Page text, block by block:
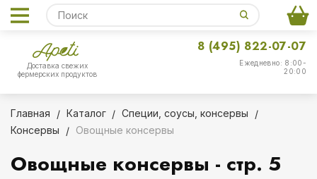
Доставка свежих
фермерских продуктов
Ежедневно: 8:00-
20:00
8 (495) 822-07-07
Главная Каталог
Специи, соусы, консервы
Консервы
Овощные консервы
Овощные консервы - стр. 5